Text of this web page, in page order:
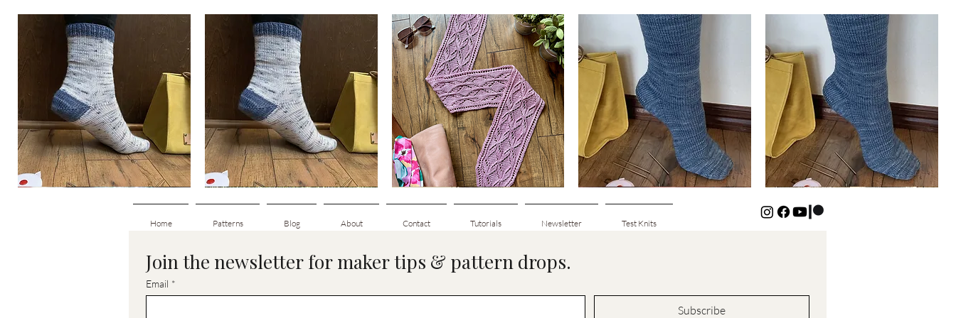
Schnellansicht
Basic
Schnellansicht
Basic
Up
Socks
Schnellansicht
Clematis
Schnellansicht
Basic
Down
Socks
Schnellansicht
Basic
Down
Kids
Socks
Home Patterns Blog About Contact Tutorials Newsletter Test Knits
Join the newsletter for maker tips & pattern drops.
Email *
Subscribe